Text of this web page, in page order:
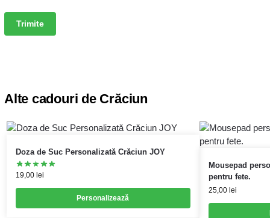
Alte cadouri de Crăciun
Doza de Suc Personalizată Crăciun JOY
19,00 lei
Personalizează
Mousepad
pentru fete.
25,00 lei